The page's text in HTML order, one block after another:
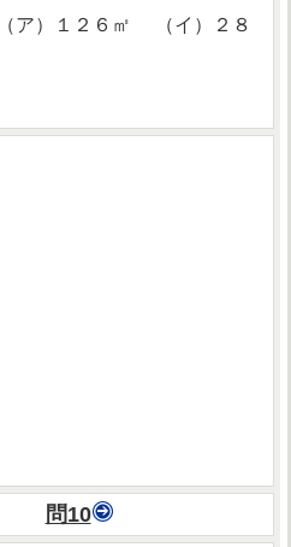
ア）１２６㎡ （イ）２８
問10